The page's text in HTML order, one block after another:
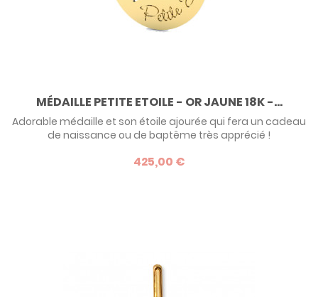
MÉDAILLE PETITE ETOILE - OR JAUNE 18K -...
Adorable médaille et son étoile ajourée qui fera un cadeau
de naissance ou de baptême très apprécié !
425,00 €